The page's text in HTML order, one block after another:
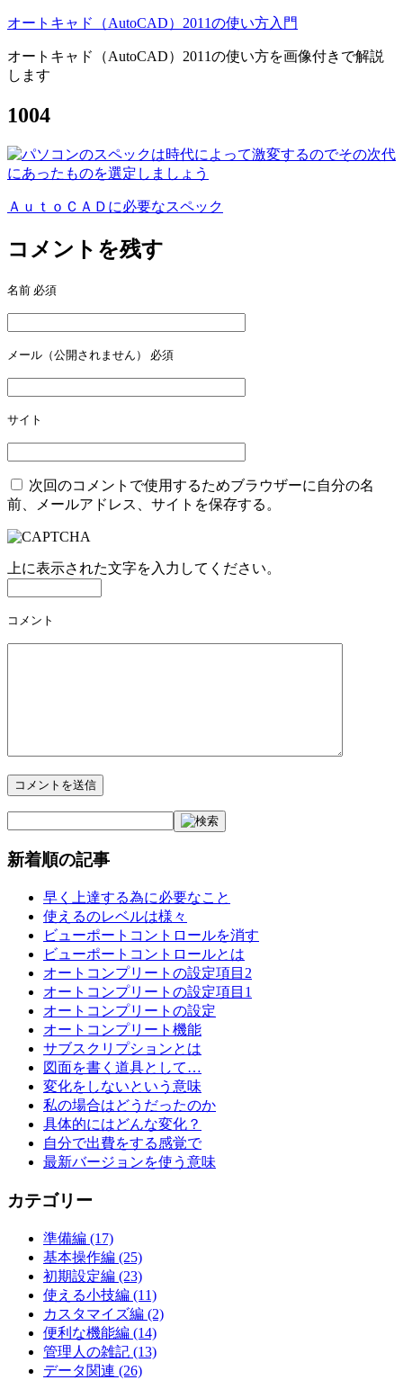
オートキャド（AutoCAD）2011の使い方入門
オートキャド（AutoCAD）2011の使い方を画像付きで解説
します
1004
投
稿
ビ
ゲ
ー
シ
ョ
ン
ＡｕｔｏＣＡＤに必要なスペック
コメントを残す
名前 必須
メール（公開されません） 必須
サイト
次回のコメントで使用するためブラウザーに自分の名
前、メールアドレス、サイトを保存する。
上に表示された文字を入力してください。
コメント
新着順の記事
早く上達する為に必要なこと
使えるのレベルは様々
ビューポートコントロールを消す
ビューポートコントロールとは
オートコンプリートの設定項目2
オートコンプリートの設定項目1
オートコンプリートの設定
オートコンプリート機能
サブスクリプションとは
図面を書く道具として…
変化をしないという意味
私の場合はどうだったのか
具体的にはどんな変化？
自分で出費をする感覚で
最新バージョンを使う意味
カテゴリー
準備編 (17)
基本操作編 (25)
初期設定編 (23)
使える小技編 (11)
カスタマイズ編 (2)
便利な機能編 (14)
管理人の雑記 (13)
データ関連 (26)